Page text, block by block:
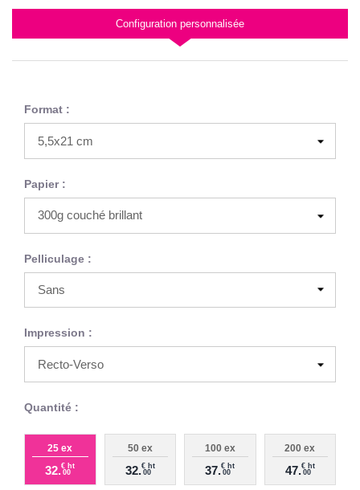
Configuration personnalisée
Format :
Papier :
Pelliculage :
Impression :
Quantité :
25 ex
32.€ ht
00
50 ex
32.€ ht
00
100 ex
37.€ ht
00
200 ex
47.€ ht
00